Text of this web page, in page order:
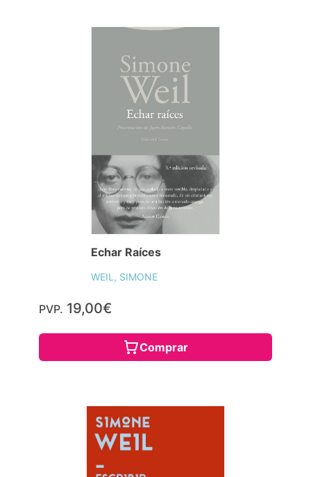
Echar Raíces
WEIL, SIMONE
PVP. 19,00€
Comprar